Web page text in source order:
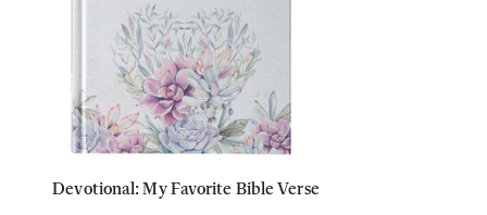
Devotional: My Favorite Bible Verse